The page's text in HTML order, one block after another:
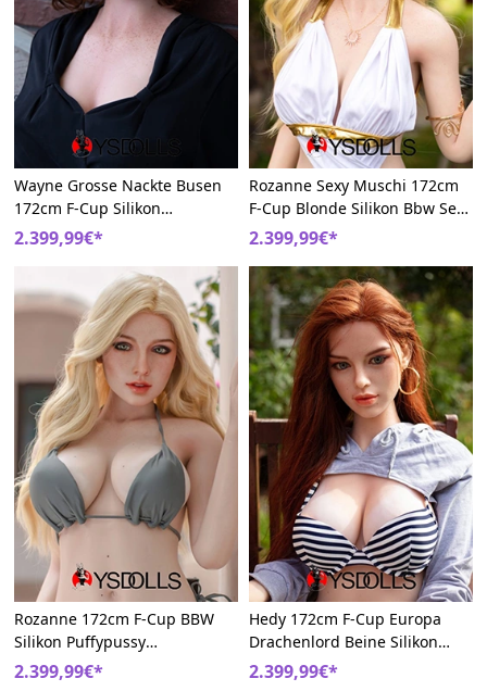
Wayne Grosse Nackte Busen
172cm F-Cup Silikon
Lebensechte Curvy
2.399,99€*
Rozanne Sexy Muschi 172cm
F-Cup Blonde Silikon Bbw Sex
Puppe
2.399,99€*
Rozanne 172cm F-Cup BBW
Silikon Puffypussy
Europäische Schönheiten
2.399,99€*
Hedy 172cm F-Cup Europa
Drachenlord Beine Silikon
Sonnenbrand-Make-Up Sex
2.399,99€*